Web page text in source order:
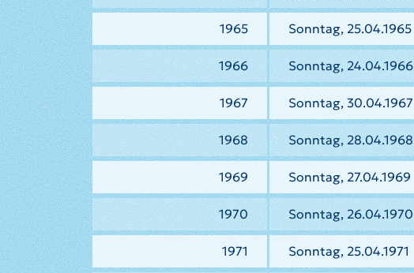
1965 Sonntag, 25.04.1965
1966 Sonntag, 24.04.1966
1967 Sonntag, 30.04.1967
1968 Sonntag, 28.04.1968
1969 Sonntag, 27.04.1969
1970 Sonntag, 26.04.1970
1971 Sonntag, 25.04.1971